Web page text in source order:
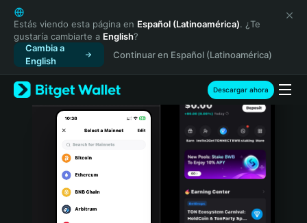
English
日本語
Tiếng Việt
Русский
Español (Latinoamérica)
Türkçe
Italiano
Português (Portugal)
Bahasa Indonesia
Estás viendo esta página en Español (Latinoamérica). ¿Te
gustaría cambiarte a English?
Cambia a
English
Continuar en Español (Latinoamérica)
Descargar ahora